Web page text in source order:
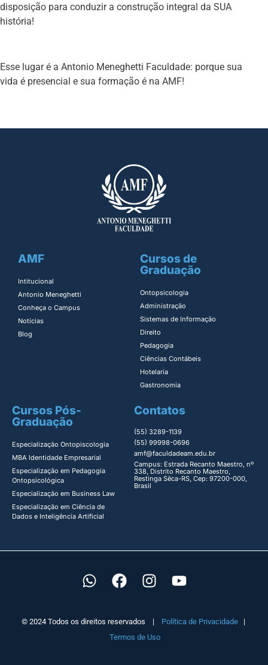
disposição para conduzir a construção integral da SUA
história!
Esse lugar é a Antonio Meneghetti Faculdade: porque sua
vida é presencial e sua formação é na AMF!
AMF
Intitucional
Antonio Meneghetti
Conheça o Campus
Notícias
Blog
Cursos de
Graduação
Ontopsicologia ​
Administração​
Sistemas de Informação​
Direito​
Pedagogia
Ciências Contábeis
Hotelaria
Gastronomia
Cursos Pós-
Graduação
Especialização Ontopiscologia ​
MBA Identidade Empresarial​
Especialização em Pedagogia
Ontopsicológica​
Especialização em Business Law
Especialização em Ciência de
Dados e Inteligência Artificial
Contatos
(55) 3289-1139
(55) 99998-0696
amf@faculdadeam.edu.br
Campus: Estrada Recanto Maestro, nº
338, Distrito Recanto Maestro,
Restinga Sêca-RS, Cep: 97200-000,
Brasil
© 2024 Todos os direitos reservados | Política de Privacidade|
Termos de Uso